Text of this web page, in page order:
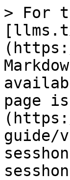
> For
page
guide/